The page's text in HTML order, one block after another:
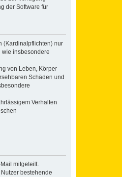
der Software für
(Kardinalpflichten) nur
wie insbesondere
von Leben, Körper
Schäden und
Verhalten
mitgeteilt.
bestehende